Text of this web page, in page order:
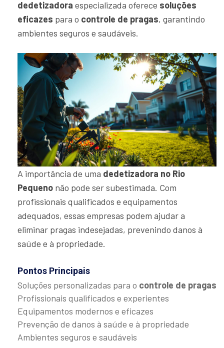
dedetizadora especializada oferece soluções
eficazes para o controle de pragas, garantindo
ambientes seguros e saudáveis.
A importância de uma dedetizadora no Rio
Pequeno não pode ser subestimada. Com
profissionais qualificados e equipamentos
adequados, essas empresas podem ajudar a
eliminar pragas indesejadas, prevenindo danos à
saúde e à propriedade.
Pontos Principais
Soluções personalizadas para o controle de pragas
Profissionais qualificados e experientes
Equipamentos modernos e eficazes
Prevenção de danos à saúde e à propriedade
Ambientes seguros e saudáveis